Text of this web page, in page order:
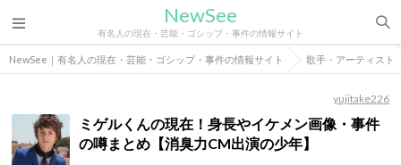
NewSee
有名人の現在・芸能・ゴシップ・事件の情報サイト
NewSee｜有名人の現在・芸能・ゴシップ・事件の情報サイト 歌手・アーティスト
yujitake226
ミゲルくんの現在！身長やイケメン画像・事件
の噂まとめ【消臭力CM出演の少年】